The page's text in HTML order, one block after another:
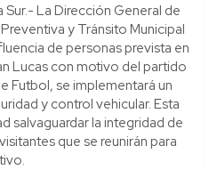
La Dirección General de
y Tránsito Municipal
de personas prevista en
Lucas con motivo del partido
Futbol, se implementará un
y control vehicular. Esta
salvaguardar la integridad de
que se reunirán para